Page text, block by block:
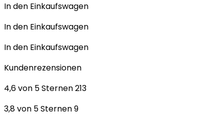
In den Einkaufswagen
In den Einkaufswagen
In den Einkaufswagen
Kundenrezensionen
4,6 von 5 Sternen 213
3,8 von 5 Sternen 9